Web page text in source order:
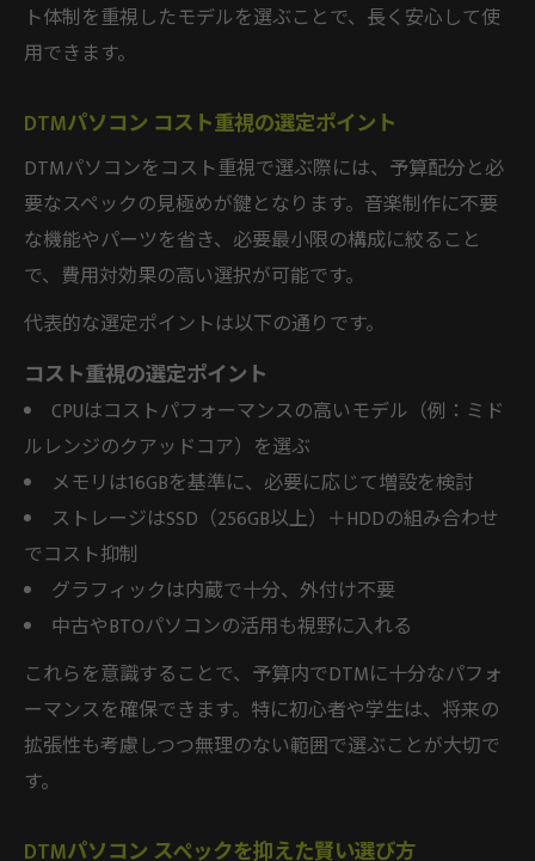
ト体制を重視したモデルを選ぶことで、長く安心して使
用できます。
DTMパソコン コスト重視の選定ポイント
DTMパソコンをコスト重視で選ぶ際には、予算配分と必
要なスペックの見極めが鍵となります。音楽制作に不要
な機能やパーツを省き、必要最小限の構成に絞ること
で、費用対効果の高い選択が可能です。
代表的な選定ポイントは以下の通りです。
コスト重視の選定ポイント
CPUはコストパフォーマンスの高いモデル（例：ミド
ルレンジのクアッドコア）を選ぶ
メモリは16GBを基準に、必要に応じて増設を検討
ストレージはSSD（256GB以上）＋HDDの組み合わせ
でコスト抑制
グラフィックは内蔵で十分、外付け不要
中古やBTOパソコンの活用も視野に入れる
これらを意識することで、予算内でDTMに十分なパフォ
ーマンスを確保できます。特に初心者や学生は、将来の
拡張性も考慮しつつ無理のない範囲で選ぶことが大切で
す。
DTMパソコン スペックを抑えた賢い選び方